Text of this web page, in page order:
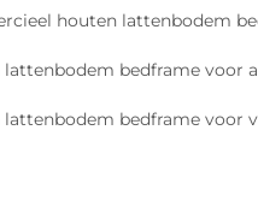
houten lattenbodem
lattenbodem bedframe voor
lattenbodem bedframe voor